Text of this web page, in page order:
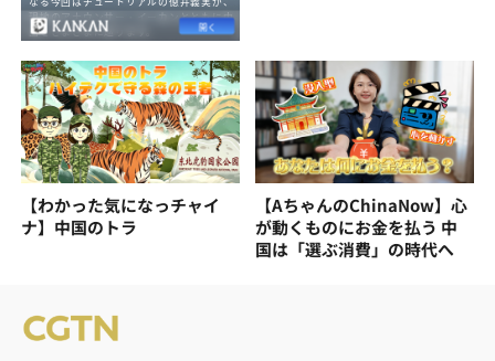
【わかった気になっチャイ
ナ】中国のトラ
【AちゃんのChinaNow】心
が動くものにお金を払う 中
国は「選ぶ消費」の時代へ